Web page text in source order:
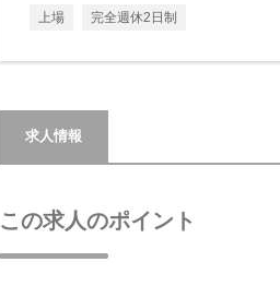
上場 完全週休2日制
求人情報
この求人のポイント